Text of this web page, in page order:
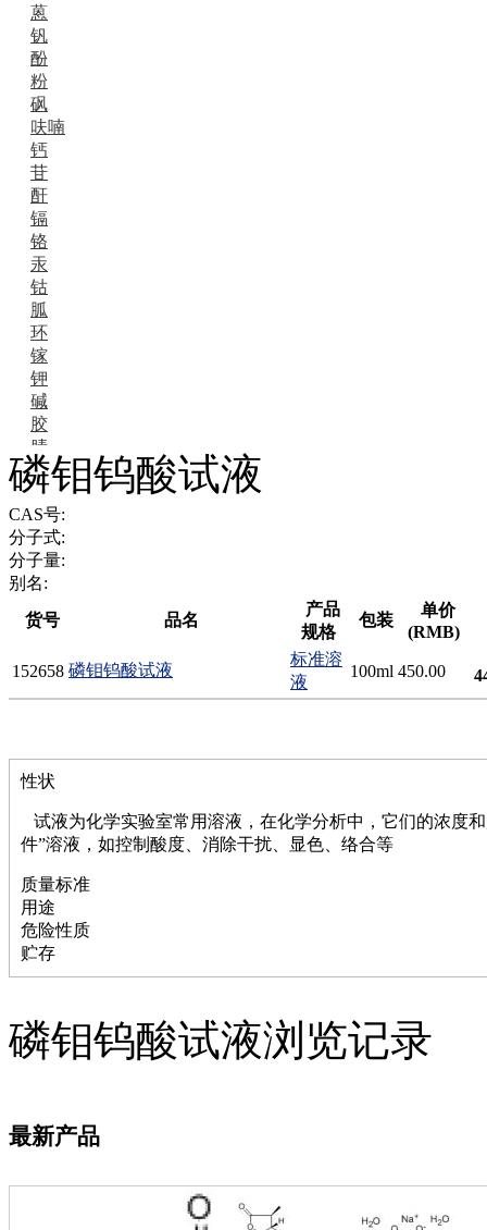
蒽
钒
酚
粉
砜
呋喃
钙
苷
酐
镉
铬
汞
钴
胍
环
镓
钾
碱
胶
腈
精
肼
醌
蜡
锂
啉
磷
膦
铝
氯
酰氯
林
醚
脒
钠
钼
萘
铌
脲
宁
铍
嘌呤
嗪
磷钼钨酸试液
CAS号:
分子式:
分子量:
别名:
货号
品名
产品
规格
包装
单价
(RMB)
152658 磷钼钨酸试液
标准溶
液
100ml 450.00
性状
试液为化学实验室常用溶液，在化学分析中，它们的浓度
件”溶液，如控制酸度、消除干扰、显色、络合等
质量标准
用途
危险性质
贮存
磷钼钨酸试液浏览记录
最新产品